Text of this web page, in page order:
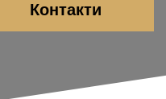
Контакти